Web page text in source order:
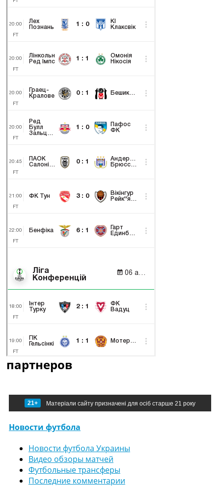
партнеров
21+ Матеріали сайту призначені для осіб старше 21 року
Новости футбола
Новости футбола Украины
Видео обзоры матчей
Футбольные трансферы
Последние комментарии